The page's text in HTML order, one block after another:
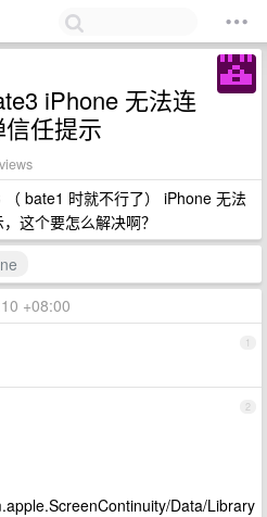
iPhone 无法连
任提示
bate1 时就不行了） iPhone 无法
这个要怎么解决啊？
+08:00
1
2
Data/Library